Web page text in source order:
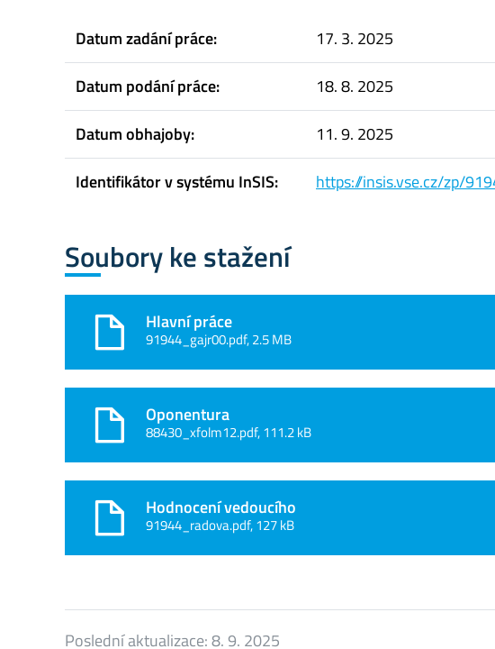
Datum zadání práce:
17. 3. 2025
Datum podání práce:
18. 8. 2025
Datum obhajoby:
11. 9. 2025
Identifikátor v systému InSIS:
https://insis.vse.cz/zp/
Soubory ke stažení
Hlavní práce
91944_gajr00.pdf, 2.5 MB
Oponentura
88430_xfolm12.pdf, 111.2 kB
Hodnocení vedoucího
91944_radova.pdf, 127 kB
Poslední aktualizace:8. 9. 2025